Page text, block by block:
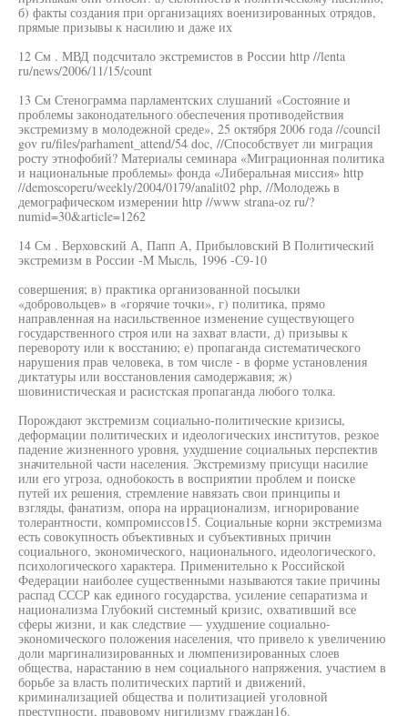
б) факты создания при организациях военизированных отрядов,
прямые призывы к насилию и даже их
12 См . МВД подсчитало экстремистов в России http //lenta
ru/news/2006/11/15/count
13 См Стенограмма парламентских слушаний «Состояние и
проблемы законодательного обеспечения противодействия
экстремизму в молодежной среде», 25 октября 2006 года //council
gov ru/files/parhament_attend/54 doc, //Способствует ли миграция
росту этнофобий? Материалы семинара «Миграционная политика
и национальные проблемы» фонда «Либеральная миссия» http
//demoscoperu/weekly/2004/0179/analit02 php, //Молодежь в
демографическом измерении http //www strana-oz ru/?
numid=30&article=1262
14 См . Верховский А, Папп А, Прибыловский В Политический
экстремизм в России -M Мысль, 1996 -С9-10
совершения; в) практика организованной посылки
«добровольцев» в «горячие точки», г) политика, прямо
направленная на насильственное изменение существующего
государственного строя или на захват власти, д) призывы к
перевороту или к восстанию; е) пропаганда систематического
нарушения прав человека, в том числе - в форме установления
диктатуры или восстановления самодержавия; ж)
шовинистическая и расистская пропаганда любого толка.
Порождают экстремизм социально-политические кризисы,
деформации политических и идеологических институтов, резкое
падение жизненного уровня, ухудшение социальных перспектив
значительной части населения. Экстремизму присущи насилие
или его угроза, однобокость в восприятии проблем и поиске
путей их решения, стремление навязать свои принципы и
взгляды, фанатизм, опора на иррационализм, игнорирование
толерантности, компромиссов15. Социальные корни экстремизма
есть совокупность объективных и субъективных причин
социального, экономического, национального, идеологического,
психологического характера. Применительно к Российской
Федерации наиболее существенными называются такие причины
распад СССР как единого государства, усиление сепаратизма и
национализма Глубокий системный кризис, охвативший все
сферы жизни, и как следствие — ухудшение социально-
экономического положения населения, что привело к увеличению
доли маргинализированных и люмпенизированных слоев
общества, нарастанию в нем социального напряжения, участием в
борьбе за власть политических партий и движений,
криминализацией общества и политизацией уголовной
преступности, правовому нигилизму граждан16.